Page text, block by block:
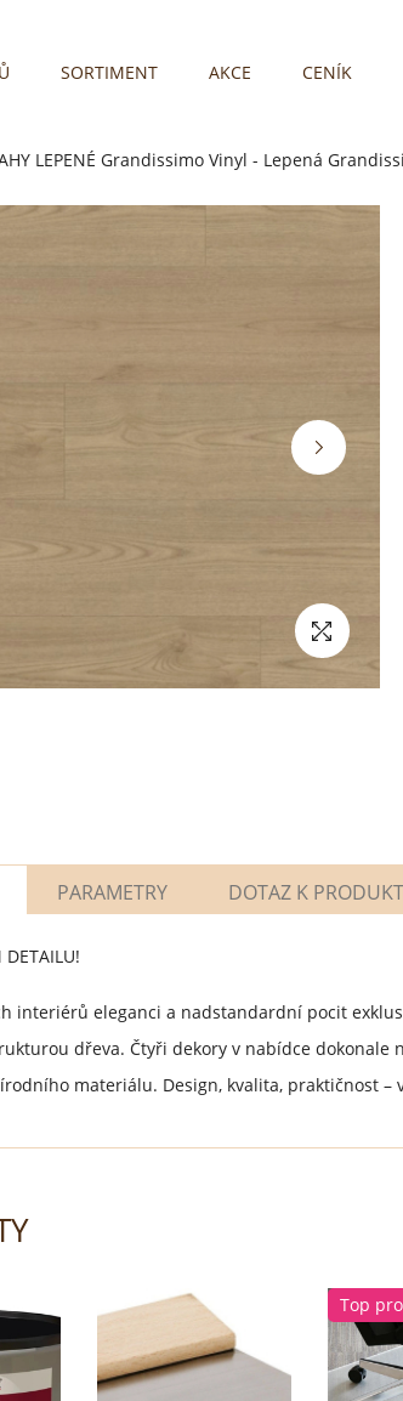
SORTIMENT AKCE CENÍK
LEPENÉ Grandissimo Vinyl - Lepená
PARAMETRY DOTAZ K
DETAILU!
interiérů eleganci a nadstandardní pocit
dřeva. Čtyři dekory v nabídce
materiálu. Design, kvalita, praktičnost –
Top